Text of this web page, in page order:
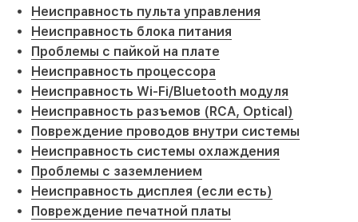
Неисправность пульта управления
Неисправность блока питания
Проблемы с пайкой на плате
Неисправность процессора
Неисправность Wi-Fi/Bluetooth модуля
Неисправность разъемов (RCA, Optical)
Повреждение проводов внутри системы
Неисправность системы охлаждения
Проблемы с заземлением
Неисправность дисплея (если есть)
Повреждение печатной платы